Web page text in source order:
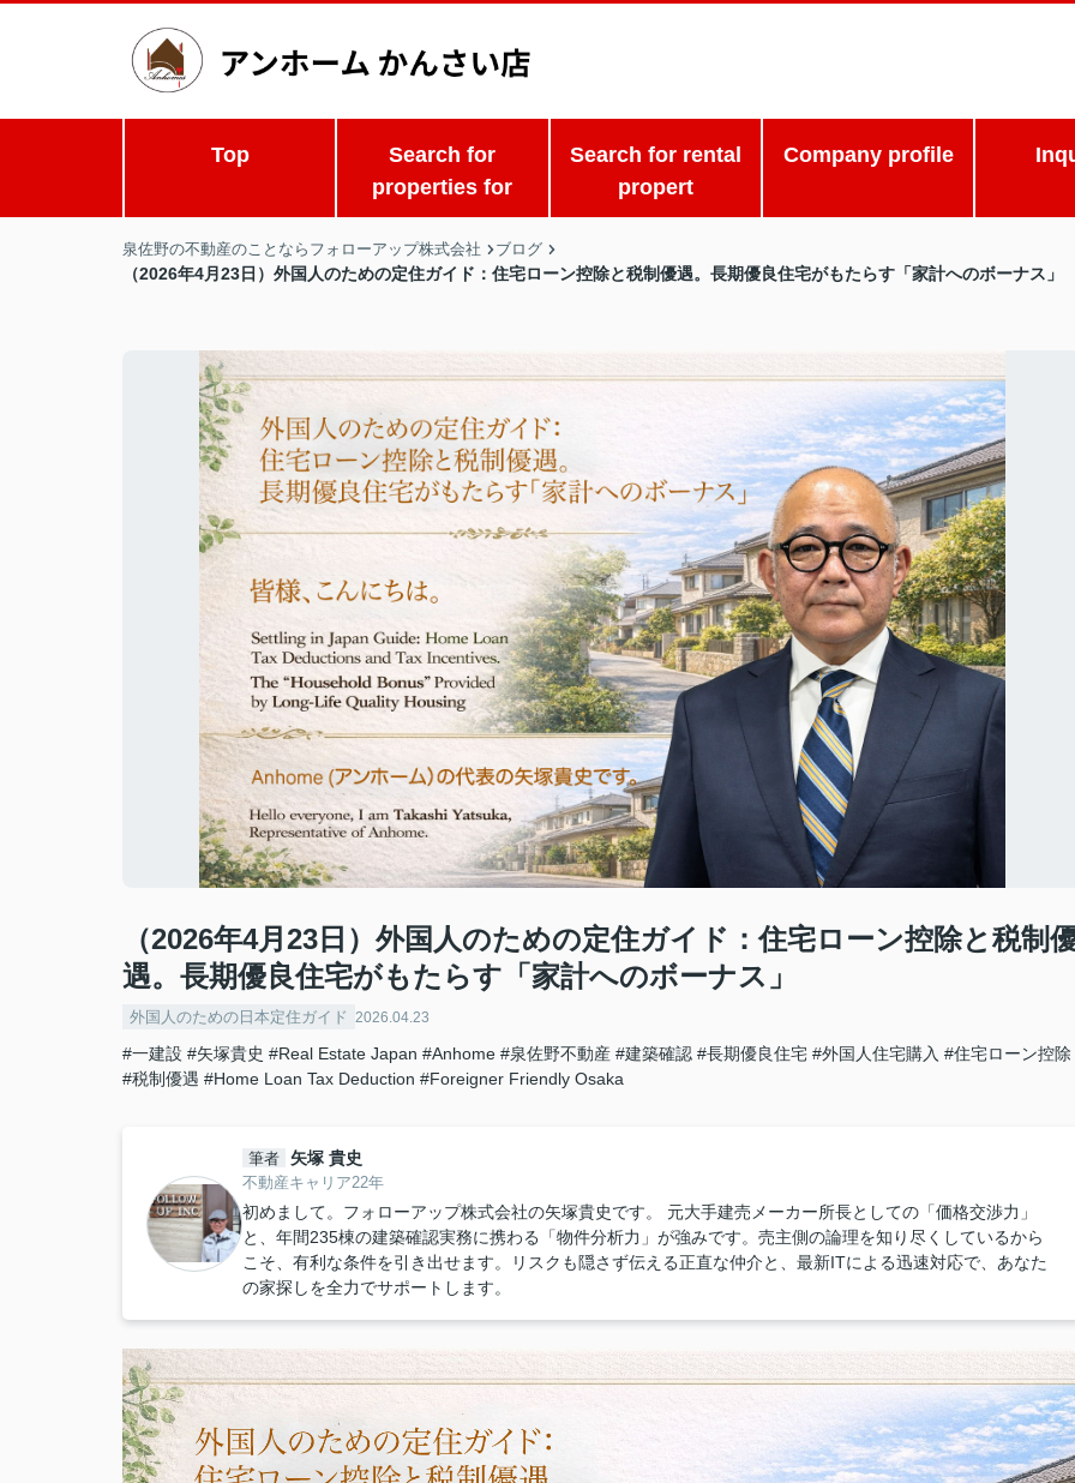
Top
Search for
properties for
Search for rental
propert
Company profile
泉佐野の不動産のことならフォローアップ株式会社 ブログ
（2026年4月23日）外国人のための定住ガイド：住宅ローン控除と税制優遇。長期優良住宅がもたらす「家計へのボーナス」
（2026年4月23日）外国人のための定住ガイド：住宅ローン控除と税制
遇。長期優良住宅がもたらす「家計へのボーナス」
外国人のための日本定住ガイド 2026.04.23
#一建設 #矢塚貴史 #Real Estate Japan #Anhome #泉佐野不動産 #建築確認 #長期優良住宅 #外国人住宅購入 #住宅ローン控除
#税制優遇 #Home Loan Tax Deduction #Foreigner Friendly Osaka
筆者 矢塚 貴史
不動産キャリア22年
初めまして。フォローアップ株式会社の矢塚貴史です。 元大手建売メーカー所長としての「価格交渉力」
と、年間235棟の建築確認実務に携わる「物件分析力」が強みです。売主側の論理を知り尽くしているから
こそ、有利な条件を引き出せます。リスクも隠さず伝える正直な仲介と、最新ITによる迅速対応で、あなた
の家探しを全力でサポートします。